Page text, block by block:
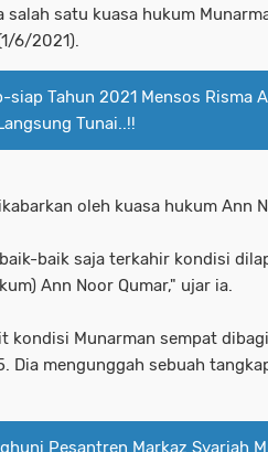
salah satu kuasa hukum
6/2021).
siap Tahun 2021 Mensos Risma
Tunai..!!
oleh kuasa hukum Ann
baik saja terkahir kondisi
Ann Noor Qumar," ujar ia.
kondisi Munarman sempat
Dia mengunggah sebuah
Pesantren Markaz Syariah